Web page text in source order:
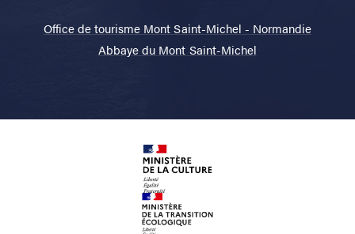
Office de tourisme Mont Saint-Michel - Normandie
Abbaye du Mont Saint-Michel